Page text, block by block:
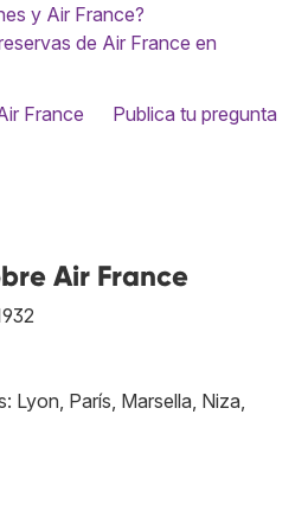
y Air France?
de Air France en
France
Publica tu pregunta
Air France
Lyon, París, Marsella, Niza,